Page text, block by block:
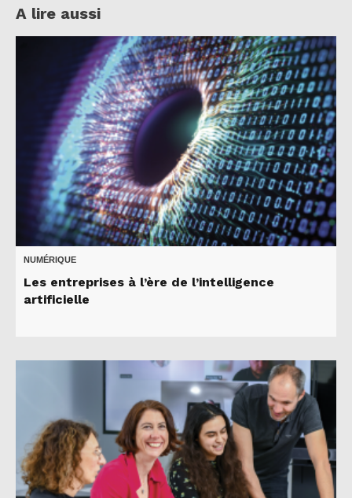
A lire aussi
NUMÉRIQUE
Les entreprises à l’ère de l’intelligence
artificielle